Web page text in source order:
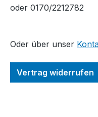
oder 0170/2212782
Oder über unser
Vertrag widerrufen